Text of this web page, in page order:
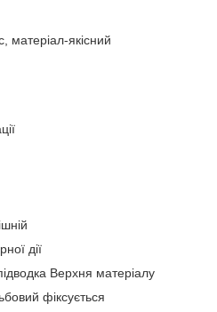
матеріал-якісний
дії
Верхня матеріалу
фіксується